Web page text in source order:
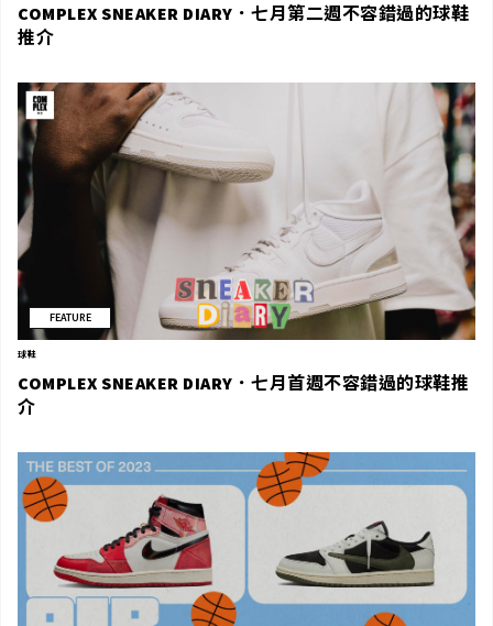
COMPLEX SNEAKER DIARY．七月第二週不容錯過的球鞋
推介
FEATURE
球鞋
COMPLEX SNEAKER DIARY．七月首週不容錯過的球鞋推
介